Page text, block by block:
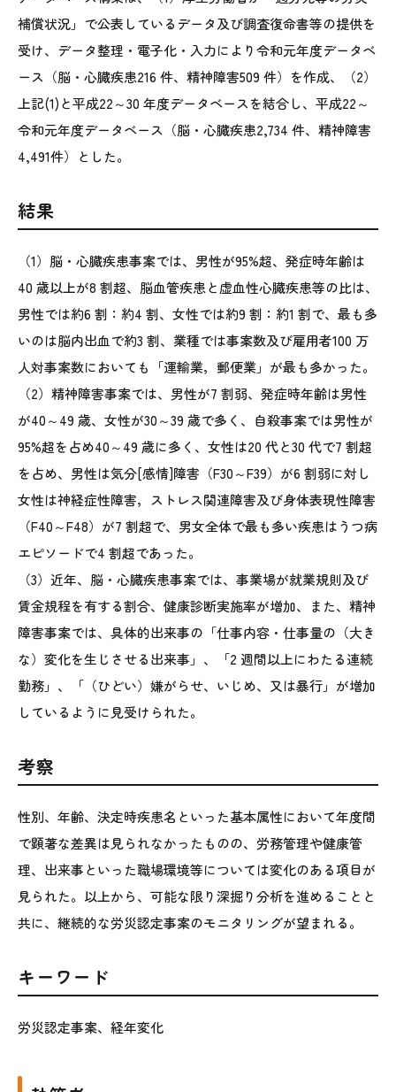
補償状況」で公表しているデータ及び調査復命書等の提供を
受け、データ整理・電子化・入力により令和元年度データベ
ース（脳・心臓疾患216 件、精神障害509 件）を作成、（2）
上記(1)と平成22～30 年度データベースを結合し、平成22～
令和元年度データベース（脳・心臓疾患2,734 件、精神障害
4,491件）とした。
結果
（1）脳・心臓疾患事案では、男性が95%超、発症時年齢は
40 歳以上が8 割超、脳血管疾患と虚血性心臓疾患等の比は、
男性では約6 割：約4 割、女性では約9 割：約1 割で、最も多
いのは脳内出血で約3 割、業種では事案数及び雇用者100 万
人対事案数においても「運輸業，郵便業」が最も多かった。
（2）精神障害事案では、男性が7 割弱、発症時年齢は男性
が40～49 歳、女性が30～39 歳で多く、自殺事案では男性が
95%超を占め40～49 歳に多く、女性は20 代と30 代で7 割超
を占め、男性は気分[感情]障害（F30～F39）が6 割弱に対し
女性は神経症性障害，ストレス関連障害及び身体表現性障害
（F40～F48）が7 割超で、男女全体で最も多い疾患はうつ病
エピソードで4 割超であった。
（3）近年、脳・心臓疾患事案では、事業場が就業規則及び
賃金規程を有する割合、健康診断実施率が増加、また、精神
障害事案では、具体的出来事の「仕事内容・仕事量の（大き
な）変化を生じさせる出来事」、「2 週間以上にわたる連続
勤務」、「（ひどい）嫌がらせ、いじめ、又は暴行」が増加
しているように見受けられた。
考察
性別、年齢、決定時疾患名といった基本属性において年度間
で顕著な差異は見られなかったものの、労務管理や健康管
理、出来事といった職場環境等については変化のある項目が
見られた。以上から、可能な限り深掘り分析を進めることと
共に、継続的な労災認定事案のモニタリングが望まれる。
キーワード
労災認定事案、経年変化